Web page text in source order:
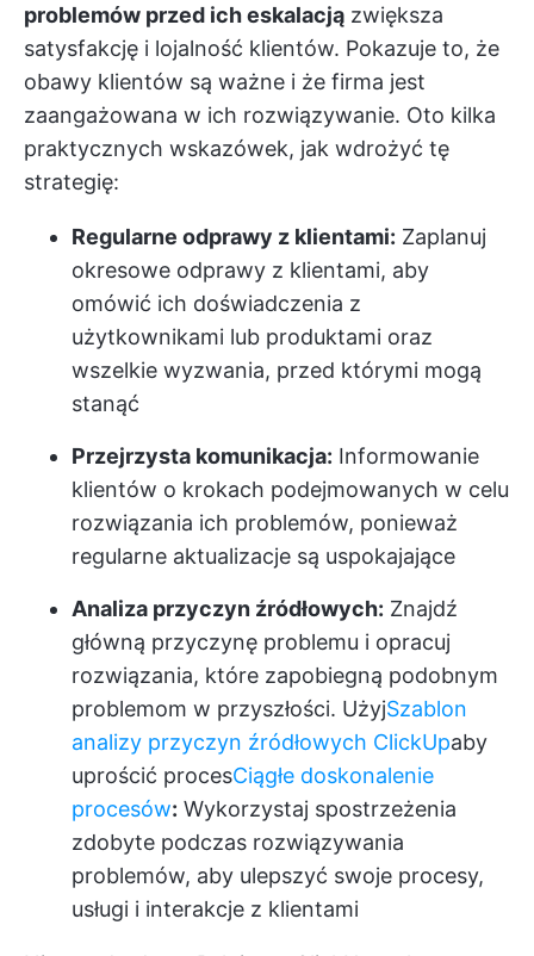
problemów przed ich eskalacją zwiększa
satysfakcję i lojalność klientów. Pokazuje to, że
obawy klientów są ważne i że firma jest
zaangażowana w ich rozwiązywanie. Oto kilka
praktycznych wskazówek, jak wdrożyć tę
strategię:
Regularne odprawy z klientami: Zaplanuj
okresowe odprawy z klientami, aby
omówić ich doświadczenia z
użytkownikami lub produktami oraz
wszelkie wyzwania, przed którymi mogą
stanąć
Przejrzysta komunikacja: Informowanie
klientów o krokach podejmowanych w celu
rozwiązania ich problemów, ponieważ
regularne aktualizacje są uspokajające
Analiza przyczyn źródłowych: Znajdź
główną przyczynę problemu i opracuj
rozwiązania, które zapobiegną podobnym
problemom w przyszłości. UżyjSzablon
analizy przyczyn źródłowych ClickUpaby
uprościć procesCiągłe doskonalenie
procesów: Wykorzystaj spostrzeżenia
zdobyte podczas rozwiązywania
problemów, aby ulepszyć swoje procesy,
usługi i interakcje z klientami